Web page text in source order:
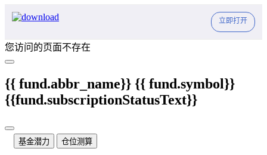
立即打开
您访问的页面不存在
{{ fund.abbr_name}} {{ fund.symbol}}
{{fund.subscriptionStatusText}}
基金潜力 仓位测算